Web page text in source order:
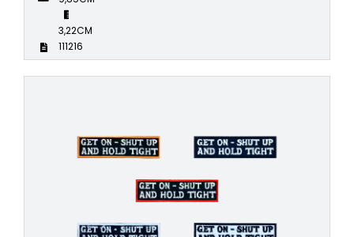
3,22CM
111216